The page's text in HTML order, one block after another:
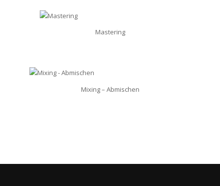
Mastering
Mixing – Abmischen